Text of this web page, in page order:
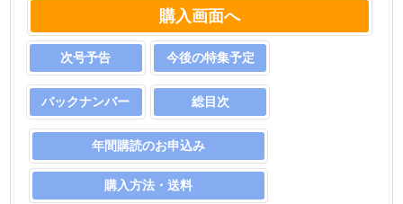
購入画面へ
次号予告 今後の特集予定
バックナンバー 総目次
年間購読のお申込み
購入方法・送料